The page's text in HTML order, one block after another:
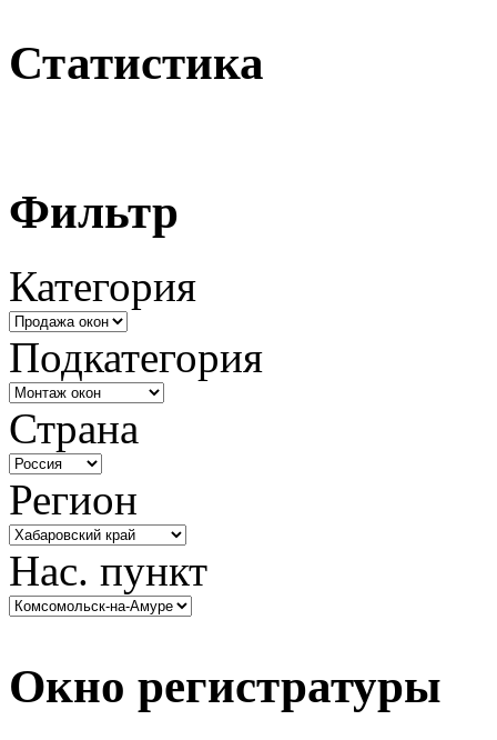
Статистика
Фильтр
Категория
Подкатегория
Страна
Регион
Нас. пункт
Окно регистратуры